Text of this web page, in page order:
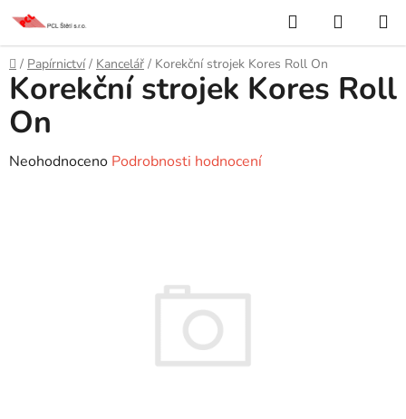
Přejít
obsah
Hledat
KOŠÍK
Domů
/ Papírnictví / Kancelář / Korekční strojek Kores Roll On
Korekční strojek Kores Roll
On
Průměrné
Neohodnoceno Podrobnosti hodnocení